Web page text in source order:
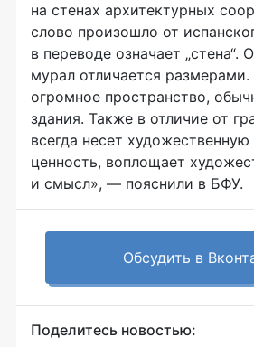
на стенах архитектурных
слово произошло от
в переводе означает „стена“.
мурал отличается
огромное пространство,
здания. Также в отличие от
всегда несет
ценность, воплощает
и смысл», — пояснили в БФУ.
Обсудить в
Поделитесь новостью: